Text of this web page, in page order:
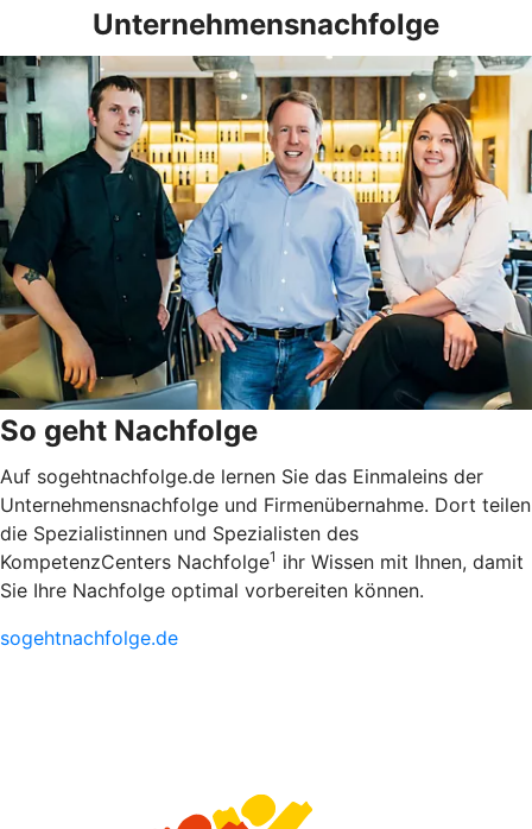
Unternehmensnachfolge
So geht Nachfolge
Auf sogehtnachfolge.de lernen Sie das Einmaleins der
Unternehmensnachfolge und Firmenübernahme. Dort teilen
die Spezialistinnen und Spezialisten des
KompetenzCenters Nachfolge1 ihr Wissen mit Ihnen, damit
Sie Ihre Nachfolge optimal vorbereiten können.
sogehtnachfolge.de